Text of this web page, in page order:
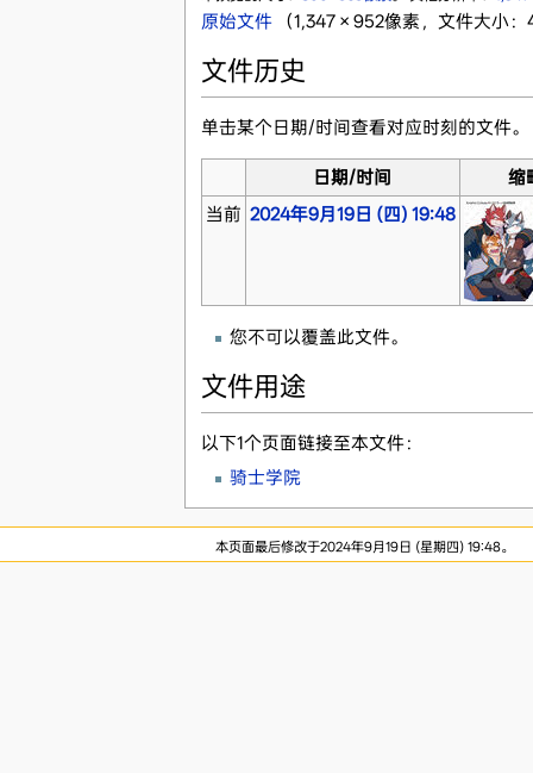
原始文件‎ （1,347 × 952像素，文件大小
文件历史
单击某个日期/时间查看对应时刻的文件。
日期/时间
缩
当前 2024年9月19日 (四) 19:48
您不可以覆盖此文件。
文件用途
以下1个页面链接至本文件：
骑士学院
本页面最后修改于2024年9月19日 (星期四) 19:48。